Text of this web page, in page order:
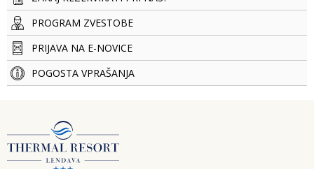
PROGRAM ZVESTOBE
PRIJAVA NA E-NOVICE
POGOSTA VPRAŠANJA